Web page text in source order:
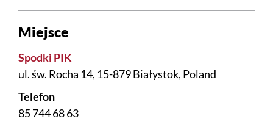
Miejsce
Spodki PIK
ul. św. Rocha 14, 15-879 Białystok, Poland
Telefon
85 744 68 63